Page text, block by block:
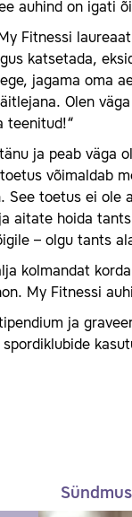
auhind on igati
Fitnessi
katsetada,
jagama oma
Olen
teenitud!“
ja peab väga
võimaldab
See toetus ei ole
aitate hoida
– olgu tants
kolmandat
My Fitnessi
ja